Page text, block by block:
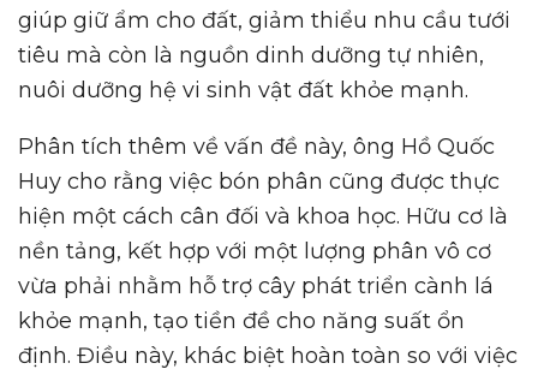
giúp giữ ẩm cho đất, giảm thiểu nhu cầu tưới
tiêu mà còn là nguồn dinh dưỡng tự nhiên,
nuôi dưỡng hệ vi sinh vật đất khỏe mạnh.
Phân tích thêm về vấn đề này, ông Hồ Quốc
Huy cho rằng việc bón phân cũng được thực
hiện một cách cân đối và khoa học. Hữu cơ là
nền tảng, kết hợp với một lượng phân vô cơ
vừa phải nhằm hỗ trợ cây phát triển cành lá
khỏe mạnh, tạo tiền đề cho năng suất ổn
định. Điều này, khác biệt hoàn toàn so với việc